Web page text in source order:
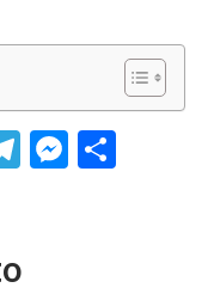
Telegram